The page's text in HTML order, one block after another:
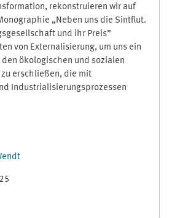
rekonstruieren wir auf
„Neben uns die Sintflut.
und ihr Preis”
von Externalisierung, um uns ein
ökologischen und sozialen
erschließen, die mit
Industrialisierungsprozessen